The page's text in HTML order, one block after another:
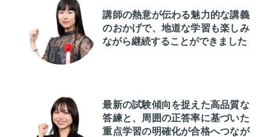
講師の熱意が伝わる魅力的な講義
のおかげで、地道な学習も楽しみ
ながら継続することができました
最新の試験傾向を捉えた高品質な
答練と、周囲の正答率に基づいた
重点学習の明確化が合格へつなが